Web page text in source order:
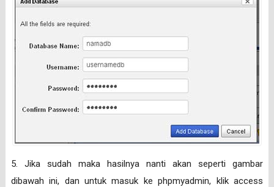
5. Jika sudah maka hasilnya nanti akan seperti gambar
dibawah ini, dan untuk masuk ke phpmyadmin, klik access